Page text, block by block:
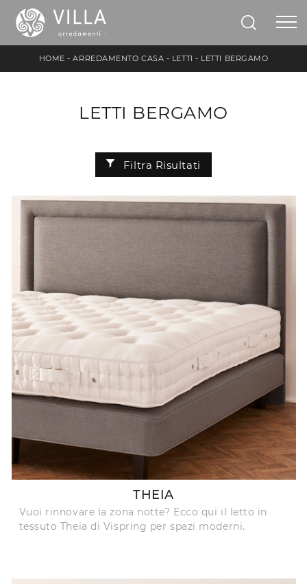
HOME -ARREDAMENTO CASA - LETTI - LETTI BERGAMO
LETTI BERGAMO
Filtra Risultati
THEIA
Vuoi rinnovare la zona notte? Ecco qui il letto in
tessuto Theia di Vispring per spazi moderni.